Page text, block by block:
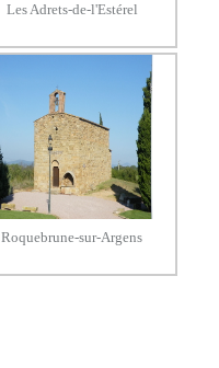
Les Adrets-de-l'Estérel
Roquebrune-sur-Argens